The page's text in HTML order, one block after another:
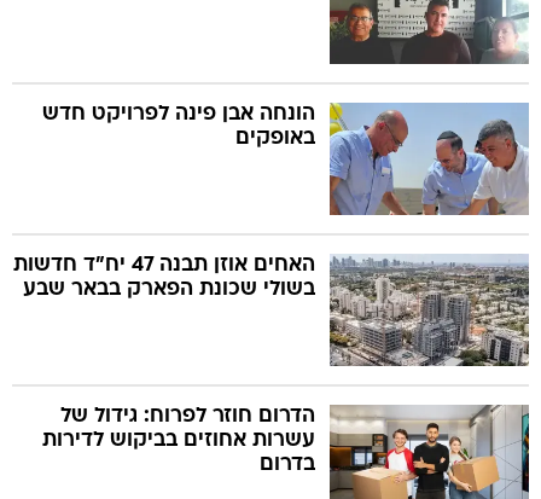
הונחה אבן פינה לפרויקט חדש
באופקים
האחים אוזן תבנה 47 יח"ד חדשות
בשולי שכונת הפארק בבאר שבע
הדרום חוזר לפרוח: גידול של
עשרות אחוזים בביקוש לדירות
בדרום